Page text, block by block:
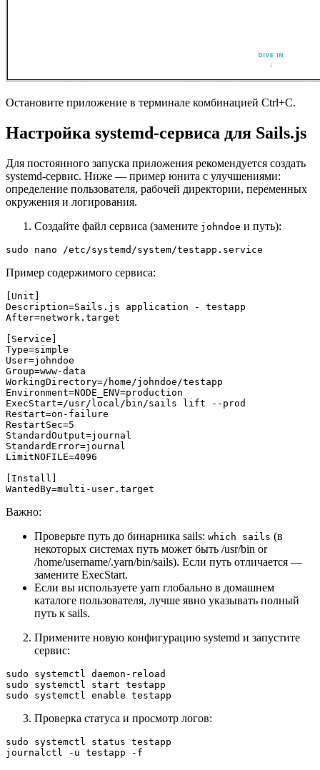
Остановите приложение в терминале комбинацией Ctrl+C.
Настройка systemd‑сервиса для Sails.js
Для постоянного запуска приложения рекомендуется создать
systemd‑сервис. Ниже — пример юнита с улучшениями:
определение пользователя, рабочей директории, переменных
окружения и логирования.
Создайте файл сервиса (замените johndoe и путь):
sudo nano /etc/systemd/system/testapp.service
Пример содержимого сервиса:
[Unit]
Description=Sails.js application - testapp
After=network.target
[Service]
Type=simple
User=johndoe
Group=www-data
WorkingDirectory=/home/johndoe/testapp
Environment=NODE_ENV=production
ExecStart=/usr/local/bin/sails lift --prod
Restart=on-failure
RestartSec=5
StandardOutput=journal
StandardError=journal
LimitNOFILE=4096
[Install]
WantedBy=multi-user.target
Важно:
Проверьте путь до бинарника sails: which sails (в
некоторых системах путь может быть /usr/bin or
/home/username/.yarn/bin/sails). Если путь отличается —
замените ExecStart.
Если вы используете yarn глобально в домашнем
каталоге пользователя, лучше явно указывать полный
путь к sails.
Примените новую конфигурацию systemd и запустите
сервис:
sudo systemctl daemon-reload
sudo systemctl start testapp
sudo systemctl enable testapp
Проверка статуса и просмотр логов:
sudo systemctl status testapp
journalctl -u testapp -f